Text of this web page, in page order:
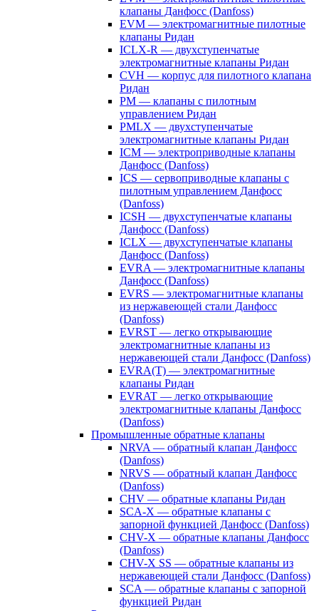
клапаны Данфосс (Danfoss)
EVM — электромагнитные пилотные
клапаны Ридан
ICLX-R — двухступенчатые
электромагнитные клапаны Ридан
CVH — корпус для пилотного клапана
Ридан
PM — клапаны с пилотным
управлением Ридан
PMLX — двухступенчатые
электромагнитные клапаны Ридан
ICM — электроприводные клапаны
Данфосс (Danfoss)
ICS — сервоприводные клапаны с
пилотным управлением Данфосс
(Danfoss)
ICSH — двухступенчатые клапаны
Данфосс (Danfoss)
ICLX — двухступенчатые клапаны
Данфосс (Danfoss)
EVRA — электромагнитные клапаны
Данфосс (Danfoss)
EVRS — электромагнитные клапаны
из нержавеющей стали Данфосс
(Danfoss)
EVRST — легко открывающие
электромагнитные клапаны из
нержавеющей стали Данфосс (Danfoss)
EVRA(T) — электромагнитные
клапаны Ридан
EVRAT — легко открывающие
электромагнитные клапаны Данфосс
(Danfoss)
Промышленные обратные клапаны
NRVA — обратный клапан Данфосс
(Danfoss)
NRVS — обратный клапан Данфосс
(Danfoss)
CHV — обратные клапаны Ридан
SCA-X — обратные клапаны с
запорной функцией Данфосс (Danfoss)
CHV-X — обратные клапаны Данфосс
(Danfoss)
CHV-X SS — обратные клапаны из
нержавеющей стали Данфосс (Danfoss)
SCA — обратные клапаны с запорной
функцией Ридан